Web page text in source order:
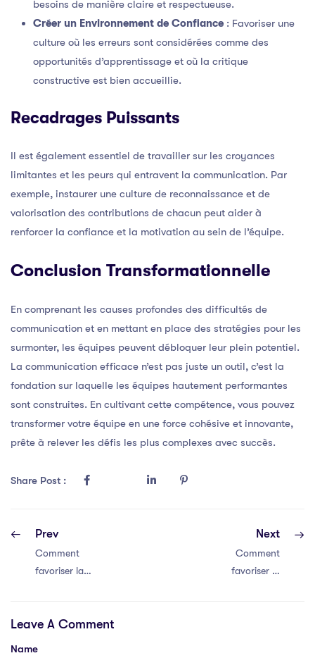
besoins de manière claire et respectueuse.
Créer un Environnement de Confiance : Favoriser une
culture où les erreurs sont considérées comme des
opportunités d’apprentissage et où la critique
constructive est bien accueillie.
Recadrages Puissants
Il est également essentiel de travailler sur les croyances
limitantes et les peurs qui entravent la communication. Par
exemple, instaurer une culture de reconnaissance et de
valorisation des contributions de chacun peut aider à
renforcer la confiance et la motivation au sein de l’équipe.
Conclusion Transformationnelle
En comprenant les causes profondes des difficultés de
communication et en mettant en place des stratégies pour les
surmonter, les équipes peuvent débloquer leur plein potentiel.
La communication efficace n’est pas juste un outil, c’est la
fondation sur laquelle les équipes hautement performantes
sont construites. En cultivant cette compétence, vous pouvez
transformer votre équipe en une force cohésive et innovante,
prête à relever les défis les plus complexes avec succès.
Share Post :
Prev
Comment
favoriser la
de votre équipe
Next
Comment
favoriser la
Leave A Comment
Name